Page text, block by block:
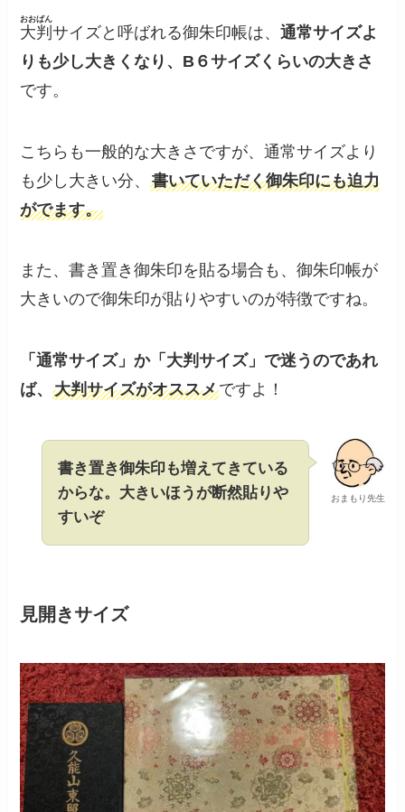
大判
おおばん
サイズと呼ばれる御朱印帳は、通常サイズよ
りも少し大きくなり、B６サイズくらいの大きさ
です。
こちらも一般的な大きさですが、通常サイズより
も少し大きい分、書いていただく御朱印にも迫力
がでます。
また、書き置き御朱印を貼る場合も、御朱印帳が
大きいので御朱印が貼りやすいのが特徴ですね。
「通常サイズ」か「大判サイズ」で迷うのであれ
ば、大判サイズがオススメですよ！
おまもり先生
書き置き御朱印も増えてきている
からな。大きいほうが断然貼りや
すいぞ
見開きサイズ